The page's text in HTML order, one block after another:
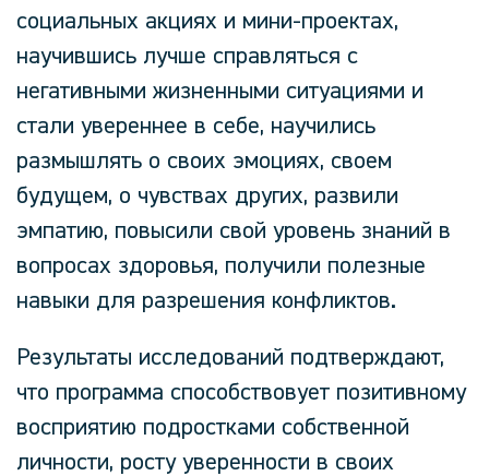
социальных акциях и мини-проектах,
научившись лучше справляться с
негативными жизненными ситуациями и
стали увереннее в себе, научились
размышлять о своих эмоциях, своем
будущем, о чувствах других, развили
эмпатию, повысили свой уровень знаний в
вопросах здоровья, получили полезные
навыки для разрешения конфликтов.
Результаты исследований подтверждают,
что программа способствовует позитивному
восприятию подростками собственной
личности, росту уверенности в своих